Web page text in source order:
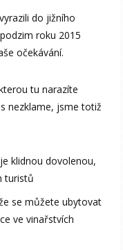
do jižního
roku 2015
očekávání.
tu narazíte
nezklame, jsme totiž
klidnou dovolenou,
turistů
se můžete ubytovat
ve vinařstvích